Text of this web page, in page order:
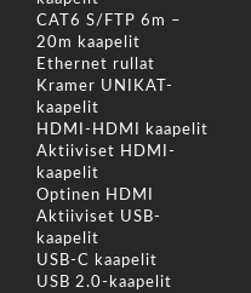
CAT6 S/FTP 6m –
20m kaapelit
Ethernet rullat
Kramer UNIKAT-
kaapelit
HDMI-HDMI kaapelit
Aktiiviset HDMI-
kaapelit
Optinen HDMI
Aktiiviset USB-
kaapelit
USB-C kaapelit
USB 2.0-kaapelit